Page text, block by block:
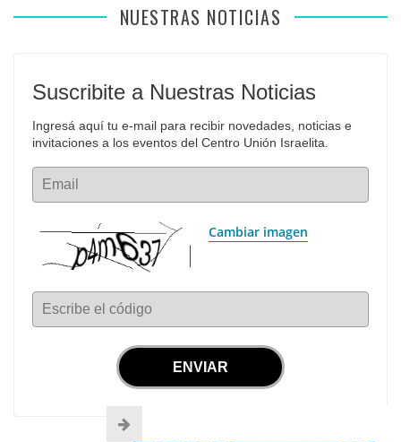
NUESTRAS NOTICIAS
Suscribite a Nuestras Noticias
Ingresá aquí tu e-mail para recibir novedades, noticias e
invitaciones a los eventos del Centro Unión Israelita.
Email
Cambiar imagen
Escribe el código